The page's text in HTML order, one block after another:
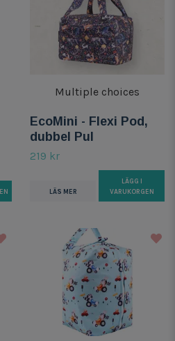
Multiple choices
EcoMini - Flexi Pod,
dubbel Pul
219 kr
LÄS MER
LÄGG I
VARUKORGEN